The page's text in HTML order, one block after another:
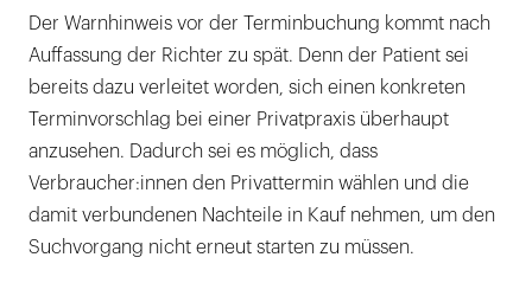
Der Warnhinweis vor der Terminbuchung kommt nach
Auffassung der Richter zu spät. Denn der Patient sei
bereits dazu verleitet worden, sich einen konkreten
Terminvorschlag bei einer Privatpraxis überhaupt
anzusehen. Dadurch sei es möglich, dass
Verbraucher:innen den Privattermin wählen und die
damit verbundenen Nachteile in Kauf nehmen, um den
Suchvorgang nicht erneut starten zu müssen.